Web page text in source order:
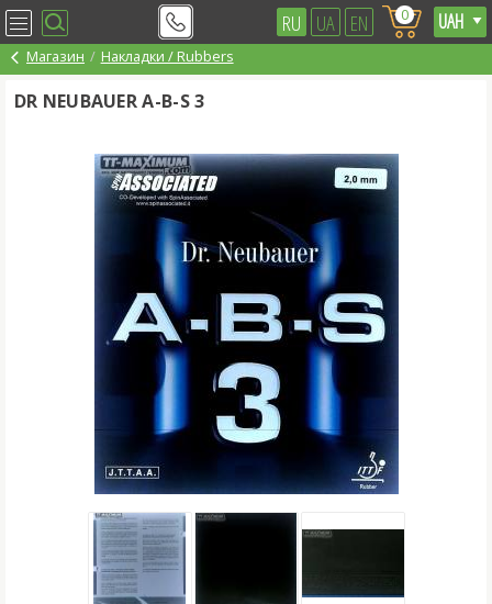
RU UA EN 0
Магазин Накладки / Rubbers
DR NEUBAUER A-B-S 3